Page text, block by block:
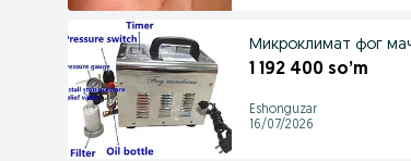
1 192 400 so’m
Eshonguzar
16/07/2026